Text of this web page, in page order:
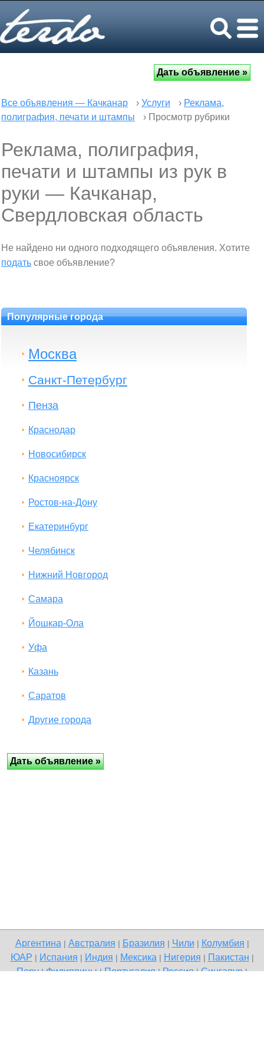
Все объявления — Качканар › Услуги › Реклама,
полиграфия, печати и штампы
› Просмотр рубрики
Реклама, полиграфия,
печати и штампы из рук в
руки — Качканар,
Свердловская область
Не найдено ни одного подходящего объявления. Хотите
подать свое объявление?
Популярные города
Москва
Санкт-Петербург
Пенза
Краснодар
Новосибирск
Красноярск
Ростов-на-Дону
Екатеринбург
Челябинск
Нижний Новгород
Самара
Йошкар-Ола
Уфа
Казань
Саратов
Другие города
Аргентина| Австралия Бразилия Чили Колумбия
ЮАР Испания Индия Мексика| Нигерия Пакистан
Перу|Филиппины|Португалия|Россия|Сингапур|